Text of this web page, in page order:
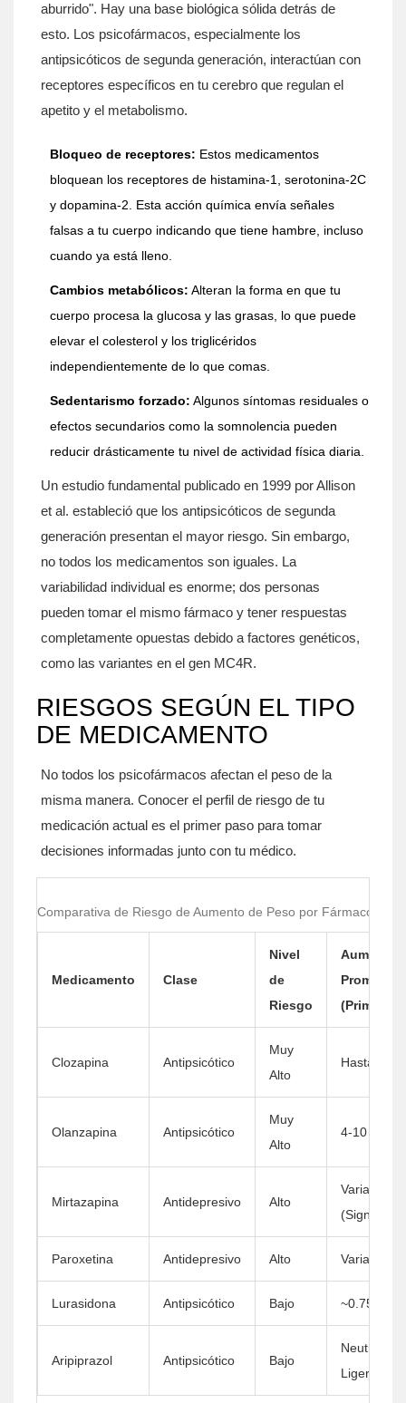
aburrido". Hay una base biológica sólida detrás de
esto. Los psicofármacos, especialmente los
antipsicóticos de segunda generación, interactúan con
receptores específicos en tu cerebro que regulan el
apetito y el metabolismo.
Bloqueo de receptores: Estos medicamentos
bloquean los receptores de histamina-1, serotonina-2C
y dopamina-2. Esta acción química envía señales
falsas a tu cuerpo indicando que tiene hambre, incluso
cuando ya está lleno.
Cambios metabólicos: Alteran la forma en que tu
cuerpo procesa la glucosa y las grasas, lo que puede
elevar el colesterol y los triglicéridos
independientemente de lo que comas.
Sedentarismo forzado: Algunos síntomas residuales o
efectos secundarios como la somnolencia pueden
reducir drásticamente tu nivel de actividad física diaria.
Un estudio fundamental publicado en 1999 por Allison
et al. estableció que los antipsicóticos de segunda
generación presentan el mayor riesgo. Sin embargo,
no todos los medicamentos son iguales. La
variabilidad individual es enorme; dos personas
pueden tomar el mismo fármaco y tener respuestas
completamente opuestas debido a factores genéticos,
como las variantes en el gen MC4R.
RIESGOS SEGÚN EL TIPO
DE MEDICAMENTO
No todos los psicofármacos afectan el peso de la
misma manera. Conocer el perfil de riesgo de tu
medicación actual es el primer paso para tomar
decisiones informadas junto con tu médico.
Comparativa de Riesgo de Aumento de Peso por Fármaco
Medicamento Clase
Nivel
de
Riesgo
Aumento
Promedio
(Primer
Clozapina Antipsicótico
Muy
Alto
Hasta 10
Olanzapina Antipsicótico
Muy
Alto
4-10 kg
Mirtazapina Antidepresivo Alto
Variable
Paroxetina Antidepresivo Alto Variable
Lurasidona Antipsicótico Bajo ~0.75 kg
Aripiprazol Antipsicótico Bajo
Neutro a
Ligero